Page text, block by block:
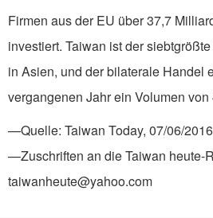
Firmen aus der EU über 37,7
investiert. Taiwan ist der
in Asien, und der bilaterale Handel
vergangenen Jahr ein Volumen
—Quelle: Taiwan Today, 07/06/
—Zuschriften an die Taiwan heute-
taiwanheute@yahoo.com